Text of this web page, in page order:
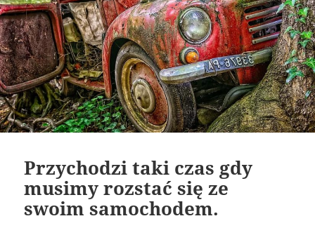
Przychodzi taki czas gdy
musimy rozstać się ze
swoim samochodem.